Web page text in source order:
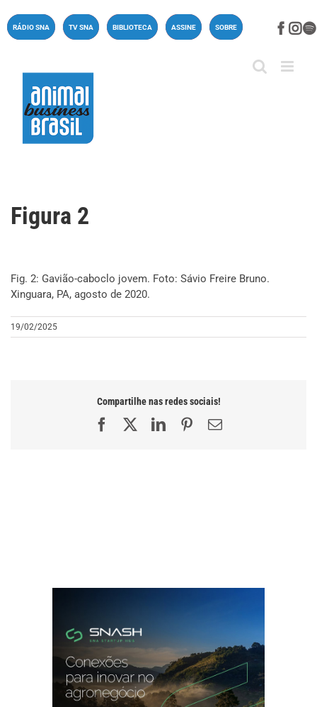
paraRÁDIO SNA TV SNA BIBLIOTECA ASSINE SOBRE
Figura 2
Fig. 2: Gavião-caboclo jovem. Foto: Sávio Freire Bruno.
Xinguara, PA, agosto de 2020.
19/02/2025
Compartilhe nas redes sociais!
FacebookLinkedInPinterest
E-